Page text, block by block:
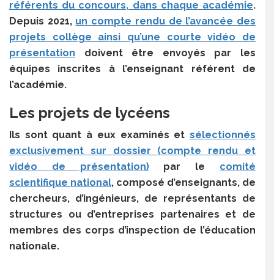
référents du concours, dans chaque académie.
Depuis 2021, un compte rendu de l’avancée des
projets collège ainsi qu’une courte vidéo de
présentation doivent être envoyés par les
équipes inscrites à l’enseignant référent de
l’académie.
Les projets de lycéens
Ils sont quant à eux examinés et sélectionnés
exclusivement sur dossier (compte rendu et
vidéo de présentation)par le comité
scientifique national, composé d’enseignants, de
chercheurs, d’ingénieurs, de représentants de
structures ou d’entreprises partenaires et de
membres des corps d’inspection de l’éducation
nationale.